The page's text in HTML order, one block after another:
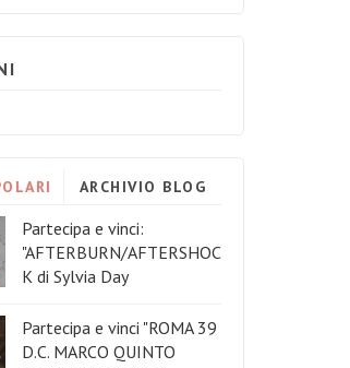
ARCHIVIO BLOG
Partecipa e vinci:
"AFTERBURN/AFTERSHOC
K di Sylvia Day
Partecipa e vinci "ROMA 39
D.C. MARCO QUINTO